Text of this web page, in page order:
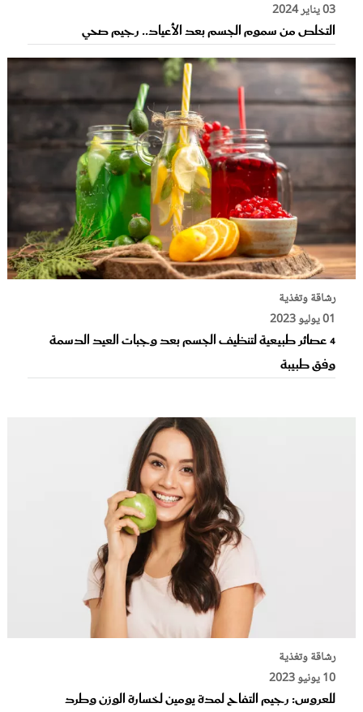
03 يناير 2024
التخلص من سموم الجسم بعد الأعياد.. رجيم صحي
رشاقة وتغذية
01 يوليو 2023
4 عصائر طبيعية لتنظيف الجسم بعد وجبات العيد الدسمة
وفق طبيبة
رشاقة وتغذية
10 يونيو 2023
للعروس: رجيم التفاح لمدة يومين لخسارة الوزن وطرد